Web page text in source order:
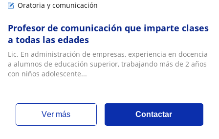
Oratoria y comunicación
Profesor de comunicación que imparte clases
a todas las edades
Lic. En administración de empresas, experiencia en docencia
a alumnos de educación superior, trabajando más de 2 años
con niños adolescente...
ver más Contactar